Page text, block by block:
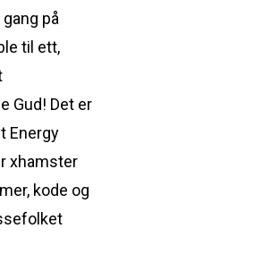
på
til ett,
Gud! Det er
Energy
xhamster
kode og